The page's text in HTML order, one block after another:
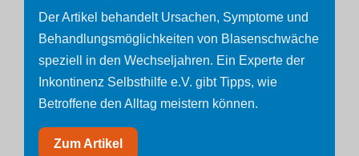
Der Artikel behandelt Ursachen, Symptome und
Behandlungsmöglichkeiten von Blasenschwäche
speziell in den Wechseljahren. Ein Experte der
Inkontinenz Selbsthilfe e.V. gibt Tipps, wie
Betroffene den Alltag meistern können.
Zum Artikel